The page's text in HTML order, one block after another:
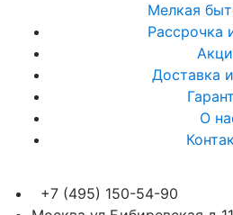
Мелкая
Рассрочка
Доставка
О
+7 (495) 150-54-90